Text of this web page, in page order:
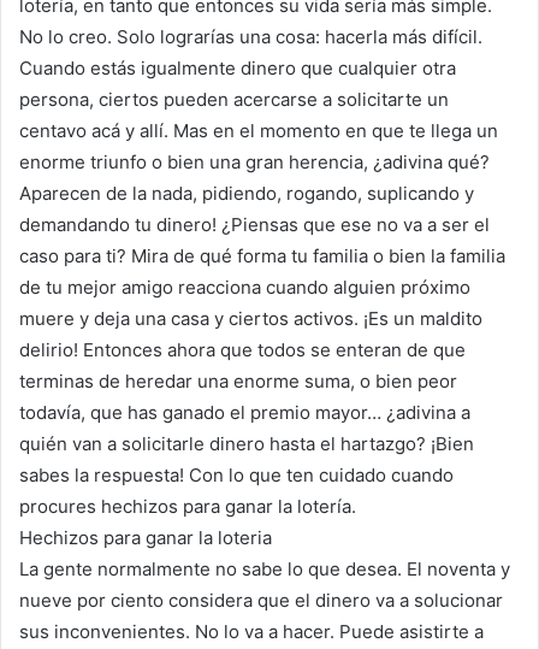
lotería, en tanto que entonces su vida sería más simple.
No lo creo. Solo lograrías una cosa: hacerla más difícil.
Cuando estás igualmente dinero que cualquier otra
persona, ciertos pueden acercarse a solicitarte un
centavo acá y allí. Mas en el momento en que te llega un
enorme triunfo o bien una gran herencia, ¿adivina qué?
Aparecen de la nada, pidiendo, rogando, suplicando y
demandando tu dinero! ¿Piensas que ese no va a ser el
caso para ti? Mira de qué forma tu familia o bien la familia
de tu mejor amigo reacciona cuando alguien próximo
muere y deja una casa y ciertos activos. ¡Es un maldito
delirio! Entonces ahora que todos se enteran de que
terminas de heredar una enorme suma, o bien peor
todavía, que has ganado el premio mayor… ¿adivina a
quién van a solicitarle dinero hasta el hartazgo? ¡Bien
sabes la respuesta! Con lo que ten cuidado cuando
procures hechizos para ganar la lotería.
Hechizos para ganar la loteria
La gente normalmente no sabe lo que desea. El noventa y
nueve por ciento considera que el dinero va a solucionar
sus inconvenientes. No lo va a hacer. Puede asistirte a